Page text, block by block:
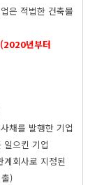
은 적법한 건축물
년부터
채를 발행한 기업
으킨 기업
회사로 지정된
)